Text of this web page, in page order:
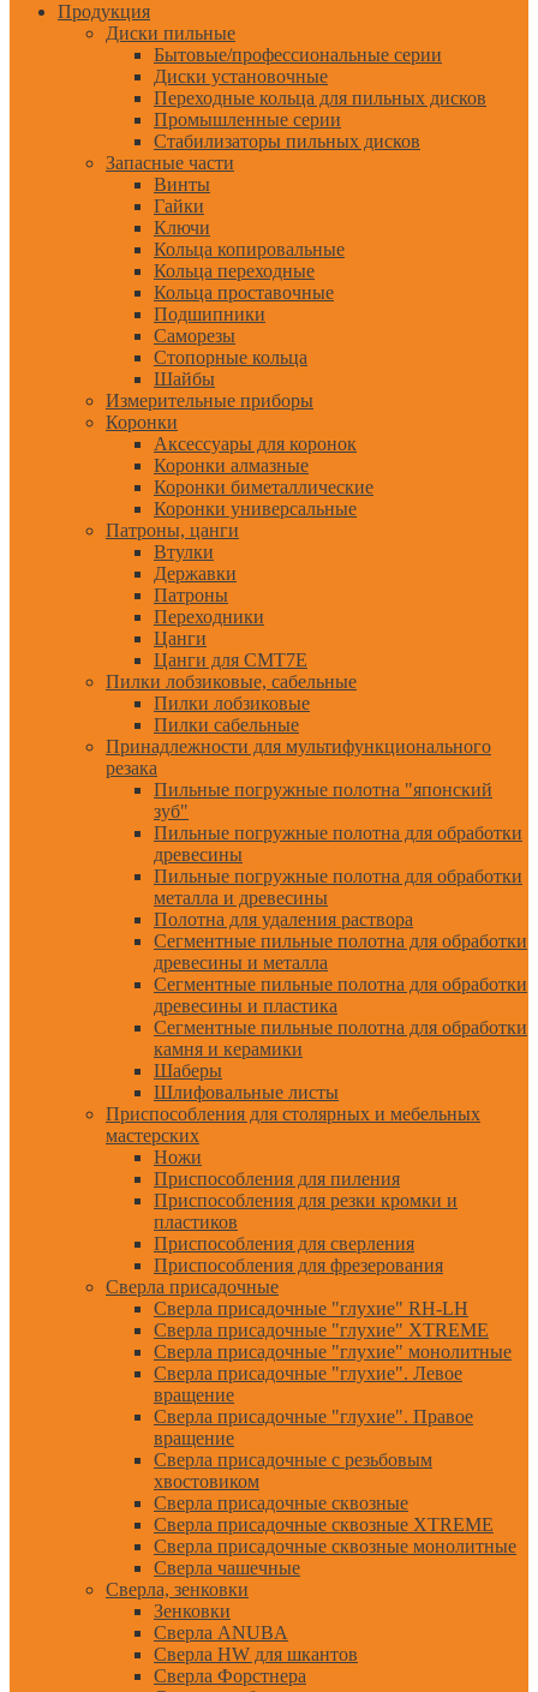
Продукция
Диски пильные
Бытовые/профессиональные серии
Диски установочные
Переходные кольца для пильных дисков
Промышленные серии
Стабилизаторы пильных дисков
Запасные части
Винты
Гайки
Ключи
Кольца копировальные
Кольца переходные
Кольца проставочные
Подшипники
Саморезы
Стопорные кольца
Шайбы
Измерительные приборы
Коронки
Аксессуары для коронок
Коронки алмазные
Коронки биметаллические
Коронки универсальные
Патроны, цанги
Втулки
Державки
Патроны
Переходники
Цанги
Цанги для CMT7E
Пилки лобзиковые, сабельные
Пилки лобзиковые
Пилки сабельные
Принадлежности для мультифункционального
резака
Пильные погружные полотна "японский
зуб"
Пильные погружные полотна для обработки
древесины
Пильные погружные полотна для обработки
металла и древесины
Полотна для удаления раствора
Сегментные пильные полотна для обработки
древесины и металла
Сегментные пильные полотна для обработки
древесины и пластика
Сегментные пильные полотна для обработки
камня и керамики
Шаберы
Шлифовальные листы
Приспособления для столярных и мебельных
мастерских
Ножи
Приспособления для пиления
Приспособления для резки кромки и
пластиков
Приспособления для сверления
Приспособления для фрезерования
Сверла присадочные
Сверла присадочные "глухие" RH-LH
Сверла присадочные "глухие" XTREME
Сверла присадочные "глухие" монолитные
Сверла присадочные "глухие". Левое
вращение
Сверла присадочные "глухие". Правое
вращение
Сверла присадочные с резьбовым
хвостовиком
Сверла присадочные сквозные
Сверла присадочные сквозные XTREME
Сверла присадочные сквозные монолитные
Сверла чашечные
Сверла, зенковки
Зенковки
Сверла ANUBA
Сверла HW для шкантов
Сверла Форстнера